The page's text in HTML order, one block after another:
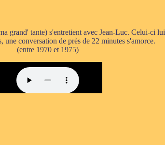
grand' tante) s'entretient avec Jean-Luc. Celui-ci lui
une conversation de près de 22 minutes s'amorce.
(entre 1970 et 1975)